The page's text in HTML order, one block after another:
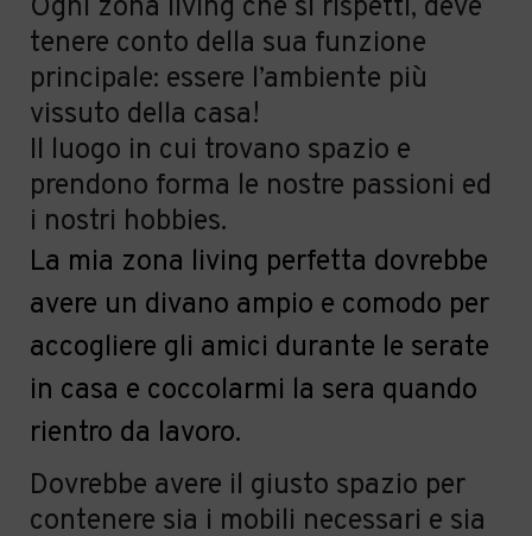
Ogni zona living che si rispetti, deve
tenere conto della sua funzione
principale: essere l’ambiente più
vissuto della casa!
Il luogo in cui trovano spazio e
prendono forma le nostre passioni ed
i nostri hobbies.
La mia zona living perfetta dovrebbe
avere un divano ampio e comodo per
accogliere gli amici durante le serate
in casa e coccolarmi la sera quando
rientro da lavoro.
Dovrebbe avere il giusto spazio per
contenere sia i mobili necessari e sia